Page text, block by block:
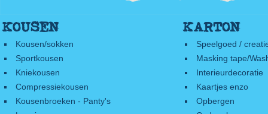
KOUSEN
Kousen/sokken
Sportkousen
Kniekousen
Compressiekousen
Kousenbroeken - Panty's
KARTON
Speelgoed /
Masking tape/
Interieurdecoratie
Kaartjes enzo
Opbergen